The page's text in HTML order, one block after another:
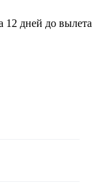
12 дней до вылета